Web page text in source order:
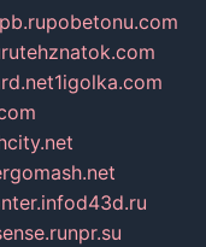
pobetonu.com
tehznatok.com
1igolka.com
d43d.ru
npr.su